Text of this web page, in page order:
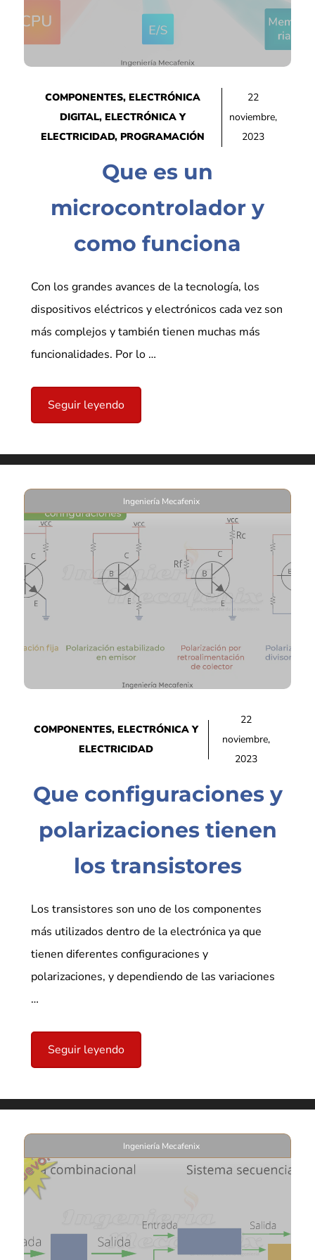
COMPONENTES, ELECTRÓNICA
DIGITAL, ELECTRÓNICA Y
ELECTRICIDAD, PROGRAMACIÓN
22
noviembre,
2023
Que es un
microcontrolador y
como funciona
Con los grandes avances de la tecnología, los
dispositivos eléctricos y electrónicos cada vez son
más complejos y también tienen muchas más
funcionalidades. Por lo …
Seguir leyendo
Ingeniería Mecafenix
COMPONENTES, ELECTRÓNICA Y
ELECTRICIDAD
22
noviembre,
2023
Que configuraciones y
polarizaciones tienen
los transistores
Los transistores son uno de los componentes
más utilizados dentro de la electrónica ya que
tienen diferentes configuraciones y
polarizaciones, y dependiendo de las variaciones
…
Seguir leyendo
Ingeniería Mecafenix